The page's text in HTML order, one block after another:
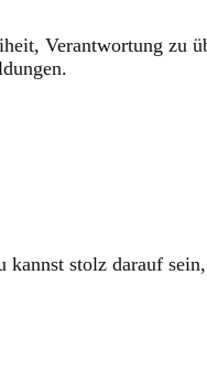
Verantwortung zu
stolz darauf